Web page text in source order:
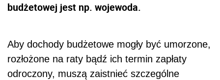
budżetowej jest np. wojewoda.
Aby dochody budżetowe mogły być umorzone,
rozłożone na raty bądź ich termin zapłaty
odroczony, muszą zaistnieć szczególne